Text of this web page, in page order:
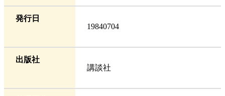
発行日
19840704
出版社
講談社